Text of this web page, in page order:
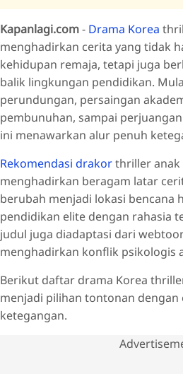
Kisah Bertahan Hidup Siswa dalam
Sekolah Elite dengan Sistem Kejam
Konflik Pendidikan, Disiplin, dan
Sisi Gelap Sekolah Elite dan Rahasia
Balas Dendam dan Pengungkapan
Kapanlagi.com- Drama Korea
menghadirkan cerita yang tidak
kehidupan remaja, tetapi juga
balik lingkungan pendidikan.
perundungan, persaingan
pembunuhan, sampai
ini menawarkan alur penuh
Rekomendasi drakorthriller
menghadirkan beragam latar
berubah menjadi lokasi bencana
pendidikan elite dengan rahasia
judul juga diadaptasi dari
menghadirkan konflik psikologis
Berikut daftar drama Korea
menjadi pilihan tontonan
ketegangan.